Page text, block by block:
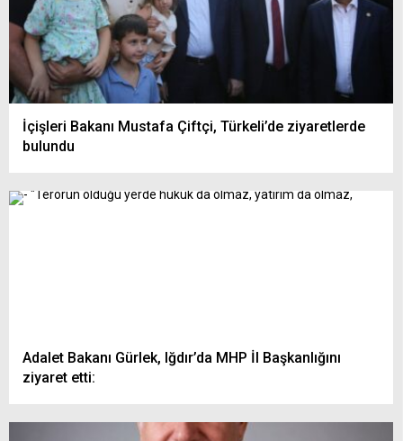
İçişleri Bakanı Mustafa Çiftçi, Türkeli’de ziyaretlerde
bulundu
Adalet Bakanı Gürlek, Iğdır’da MHP İl Başkanlığını
ziyaret etti: